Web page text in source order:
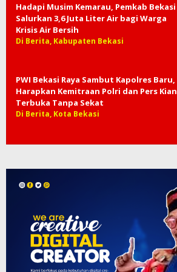
Hadapi Musim Kemarau, Pemkab Bekasi
Salurkan 3,6 Juta Liter Air bagi Warga
Krisis Air Bersih
Di Berita, Kabupaten Bekasi
PWI Bekasi Raya Sambut Kapolres Baru,
Harapkan Kemitraan Polri dan Pers Kian
Terbuka Tanpa Sekat
Di Berita, Kota Bekasi